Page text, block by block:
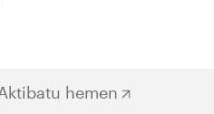
hemen